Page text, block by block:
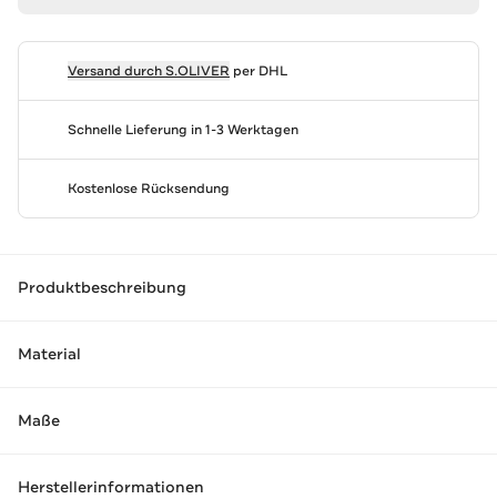
Versand durchS.OLIVER per DHL
Schnelle Lieferung in 1-3 Werktagen
Kostenlose Rücksendung
Produktbeschreibung
Material
Maße
Herstellerinformationen